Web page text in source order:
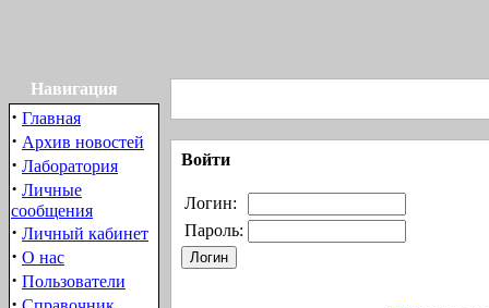
Навигация
· Главная
· Архив новостей
· Лаборатория
· Личные
сообщения
· Личный кабинет
· О нас
· Пользователи
Войти
Логин:
Пароль: